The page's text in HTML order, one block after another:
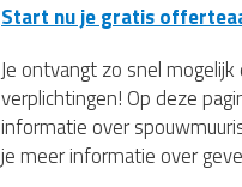
Start nu je gratis
Je ontvangt zo snel
verplichtingen! Op deze
informatie over
je meer informatie over